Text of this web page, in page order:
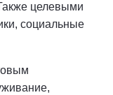
целевыми
социальные